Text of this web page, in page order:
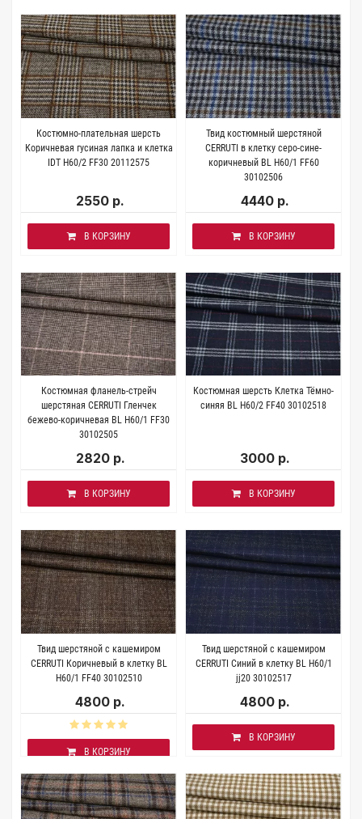
Костюмно-плательная шерсть
Коричневая гусиная лапка и клетка
IDT H60/2 FF30 20112575
2550 р.
В КОРЗИНУ
Твид костюмный шерстяной
CERRUTI в клетку серо-сине-
коричневый BL H60/1 FF60
30102506
4440 р.
В КОРЗИНУ
Костюмная фланель-стрейч
шерстяная CERRUTI Гленчек
бежево-коричневая BL H60/1 FF30
30102505
2820 р.
В КОРЗИНУ
Костюмная шерсть Клетка Тёмно-
синяя BL H60/2 FF40 30102518
3000 р.
В КОРЗИНУ
Твид шерстяной с кашемиром
CERRUTI Коричневый в клетку BL
H60/1 FF40 30102510
4800 р.
В КОРЗИНУ
Твид шерстяной с кашемиром
CERRUTI Синий в клетку BL H60/1
jj20 30102517
4800 р.
В КОРЗИНУ